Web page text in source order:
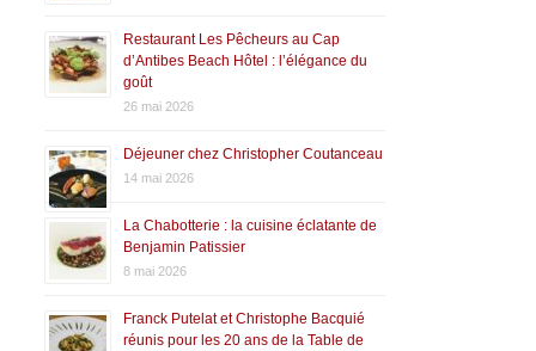
Restaurant Les Pêcheurs au Cap
d’Antibes Beach Hôtel : l’élégance du
goût
26 mai 2026
Déjeuner chez Christopher Coutanceau
14 mai 2026
La Chabotterie : la cuisine éclatante de
Benjamin Patissier
8 mai 2026
Franck Putelat et Christophe Bacquié
réunis pour les 20 ans de la Table de